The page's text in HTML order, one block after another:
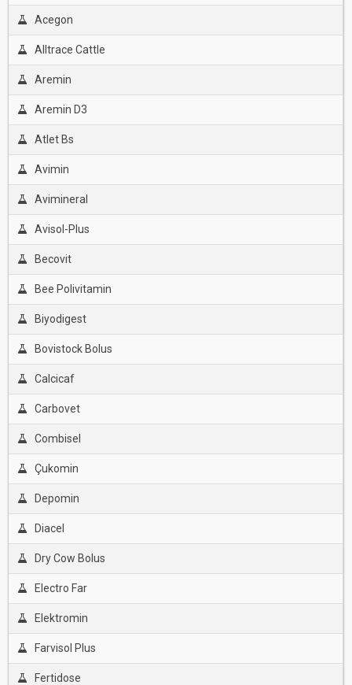
Acegon
Alltrace Cattle
Aremin
Aremin D3
Atlet Bs
Avimin
Avimineral
Avisol-Plus
Becovit
Bee Polivitamin
Biyodigest
Bovistock Bolus
Calcicaf
Carbovet
Combisel
Çukomin
Depomin
Diacel
Dry Cow Bolus
Electro Far
Elektromin
Farvisol Plus
Fertidose